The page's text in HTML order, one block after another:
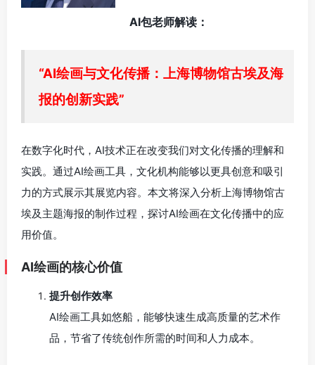
AI包老师解读：
“AI绘画与文化传播：上海博物馆古埃及海
报的创新实践”
在数字化时代，AI技术正在改变我们对文化传播的理解和
实践。通过AI绘画工具，文化机构能够以更具创意和吸引
力的方式展示其展览内容。本文将深入分析上海博物馆古
埃及主题海报的制作过程，探讨AI绘画在文化传播中的应
用价值。
AI绘画的核心价值
提升创作效率
AI绘画工具如悠船，能够快速生成高质量的艺术作
品，节省了传统创作所需的时间和人力成本。